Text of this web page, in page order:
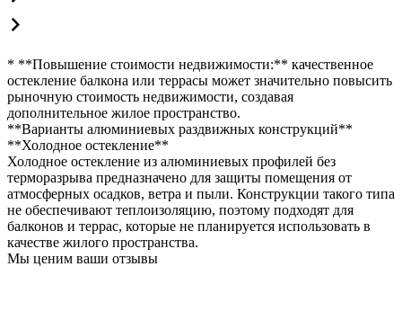
* **Повышение стоимости недвижимости:** качественное
остекление балкона или террасы может значительно повысить
рыночную стоимость недвижимости, создавая
дополнительное жилое пространство.
**Варианты алюминиевых раздвижных конструкций**
**Холодное остекление**
Холодное остекление из алюминиевых профилей без
терморазрыва предназначено для защиты помещения от
атмосферных осадков, ветра и пыли. Конструкции такого типа
не обеспечивают теплоизоляцию, поэтому подходят для
балконов и террас, которые не планируется использовать в
качестве жилого пространства.
Мы ценим ваши отзывы